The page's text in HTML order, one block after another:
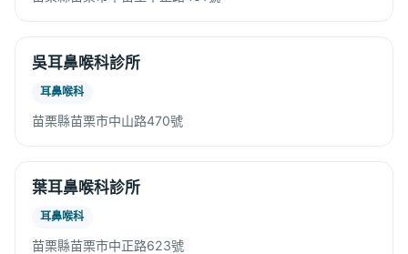
吳耳鼻喉科診所
耳鼻喉科
苗栗縣苗栗市中山路470號
葉耳鼻喉科診所
耳鼻喉科
苗栗縣苗栗市中正路623號